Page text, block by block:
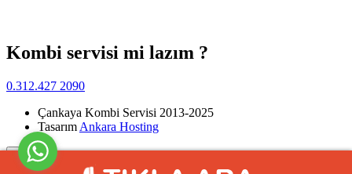
Kombi servisi mi lazım ?
0.312.427 2090
Çankaya Kombi Servisi 2013-2025
Tasarım Ankara Hosting
Yukarı